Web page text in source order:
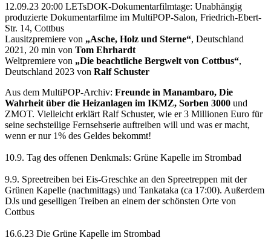
12.09.23 20:00 LETsDOK-Dokumentarfilmtage: Unabhängig
produzierte Dokumentarfilme im MultiPOP-Salon, Friedrich-Ebert-
Str. 14, Cottbus
Lausitzpremiere von „Asche, Holz und Sterne“, Deutschland
2021, 20 min von Tom Ehrhardt
Weltpremiere von „Die beachtliche Bergwelt von Cottbus“,
Deutschland 2023 von Ralf Schuster
Aus dem MultiPOP-Archiv: Freunde in Manambaro, Die
Wahrheit über die Heizanlagen im IKMZ, Sorben 3000 und
ZMOT. Vielleicht erklärt Ralf Schuster, wie er 3 Millionen Euro für
seine sechsteilige Fernsehserie auftreiben will und was er macht,
wenn er nur 1% des Geldes bekommt!
10.9. Tag des offenen Denkmals: Grüne Kapelle im Strombad
9.9. Spreetreiben bei Eis-Greschke an den Spreetreppen mit der
Grünen Kapelle (nachmittags) und Tankataka (ca 17:00). Außerdem
DJs und geselligen Treiben an einem der schönsten Orte von
Cottbus
16.6.23 Die Grüne Kapelle im Strombad